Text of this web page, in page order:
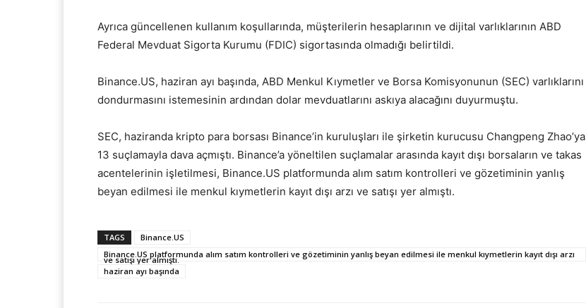
Ayrıca güncellenen kullanım koşullarında, müşterilerin hesaplarının ve dijital varlıklarının ABD
Federal Mevduat Sigorta Kurumu (FDIC) sigortasında olmadığı belirtildi.
Binance.US, haziran ayı başında, ABD Menkul Kıymetler ve Borsa Komisyonunun (SEC) varlıklarını
dondurmasını istemesinin ardından dolar mevduatlarını askıya alacağını duyurmuştu.
SEC, haziranda kripto para borsası Binance’in kuruluşları ile şirketin kurucusu Changpeng Zhao’ya
13 suçlamayla dava açmıştı. Binance’a yöneltilen suçlamalar arasında kayıt dışı borsaların ve takas
acentelerinin işletilmesi, Binance.US platformunda alım satım kontrolleri ve gözetiminin yanlış
beyan edilmesi ile menkul kıymetlerin kayıt dışı arzı ve satışı yer almıştı.
TAGS
Binance.US
Binance.US platformunda alım satım kontrolleri ve gözetiminin yanlış beyan edilmesi ile menkul kıymetlerin kayıt dışı arzı
ve satışı yer almıştı.
haziran ayı başında